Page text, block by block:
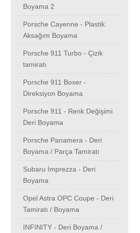
Boyama 2
Porsche Cayenne - Plastik
Aksağım Boyama
Porsche 911 Turbo - Çizik
tamiratı
Porsche 911 Boxer -
Direksiyon Boyama
Porsche 911 - Renk Değişimi
Deri Boyama
Porsche Panamera - Deri
Boyama / Parça Tamiratı
Subaru İmprezza - Deri
Boyama
Opel Astra OPC Coupe - Deri
Tamiratı / Boyama
INFINITY - Deri Boyama /